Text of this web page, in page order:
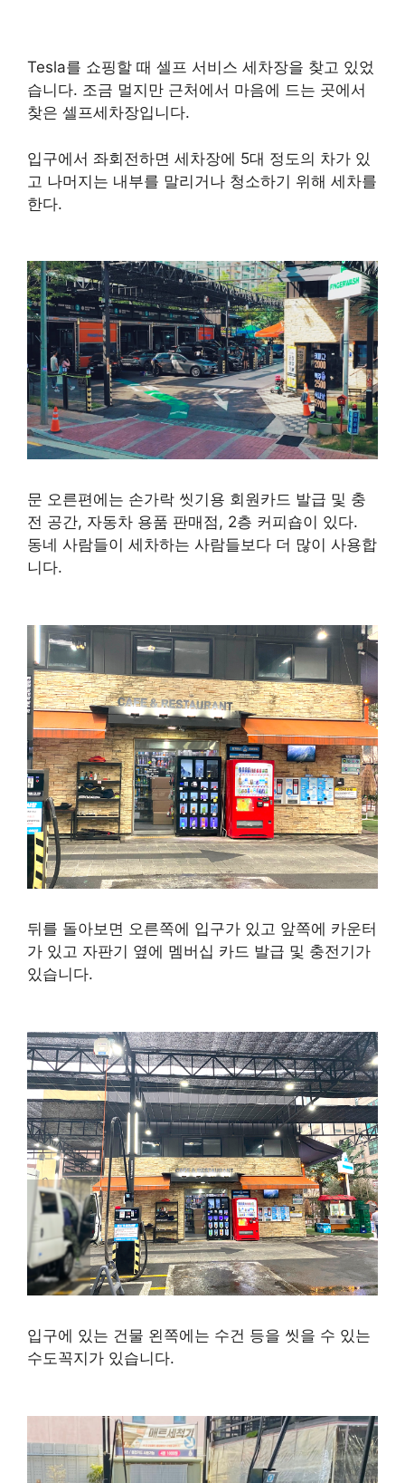
Tesla를 쇼핑할 때 셀프 서비스 세차장을 찾고 있었
습니다. 조금 멀지만 근처에서 마음에 드는 곳에서
찾은 셀프세차장입니다.
입구에서 좌회전하면 세차장에 5대 정도의 차가 있
고 나머지는 내부를 말리거나 청소하기 위해 세차를
한다.
문 오른편에는 손가락 씻기용 회원카드 발급 및 충
전 공간, 자동차 용품 판매점, 2층 커피숍이 있다.
동네 사람들이 세차하는 사람들보다 더 많이 사용합
니다.
뒤를 돌아보면 오른쪽에 입구가 있고 앞쪽에 카운터
가 있고 자판기 옆에 멤버십 카드 발급 및 충전기가
있습니다.
입구에 있는 건물 왼쪽에는 수건 등을 씻을 수 있는
수도꼭지가 있습니다.